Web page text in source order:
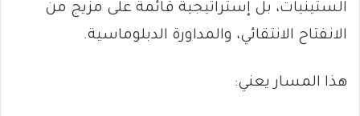
الستينيات، بل إستراتيجية قائمة على مزيج من
الانفتاح الانتقائي، والمداورة الدبلوماسية.
هذا المسار يعني: